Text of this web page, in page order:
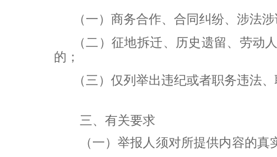
（一）商务合作、合同纠纷、涉法
（二）征地拆迁、历史遗留、劳动
的；
（三）仅列举出违纪或者职务违法
三、有关要求
（一） 举报人须对所提供内容的真